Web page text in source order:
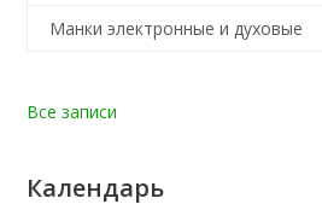
Манки электронные и духовые
Все записи
Календарь